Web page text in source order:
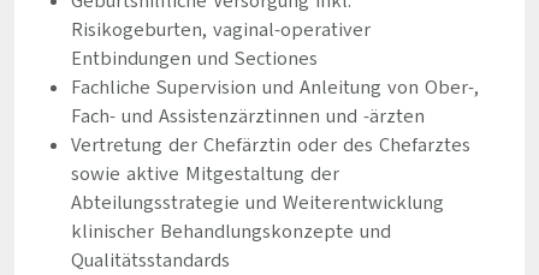
Risikogeburten, vaginal-operativer
Entbindungen und Sectiones
Fachliche Supervision und Anleitung von Ober-,
Fach- und Assistenzärztinnen und -ärzten
Vertretung der Chefärztin oder des Chefarztes
sowie aktive Mitgestaltung der
Abteilungsstrategie und Weiterentwicklung
klinischer Behandlungskonzepte und
Qualitätsstandards